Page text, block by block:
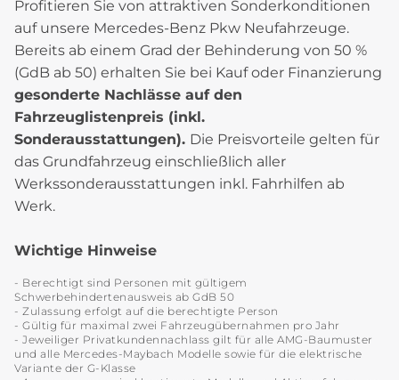
Profitieren Sie von attraktiven Sonderkonditionen
auf unsere Mercedes-Benz Pkw Neufahrzeuge.
Bereits ab einem Grad der Behinderung von 50 %
(GdB ab 50) erhalten Sie bei Kauf oder Finanzierung
gesonderte Nachlässe auf den
Fahrzeuglistenpreis (inkl.
Sonderausstattungen). Die Preisvorteile gelten für
das Grundfahrzeug einschließlich aller
Werkssonderausstattungen inkl. Fahrhilfen ab
Werk.
Wichtige Hinweise
- Berechtigt sind Personen mit gültigem
Schwerbehindertenausweis ab GdB 50
- Zulassung erfolgt auf die berechtigte Person
- Gültig für maximal zwei Fahrzeugübernahmen pro Jahr
- Jeweiliger Privatkundennachlass gilt für alle AMG-Baumuster
und alle Mercedes-Maybach Modelle sowie für die elektrische
Variante der G-Klasse